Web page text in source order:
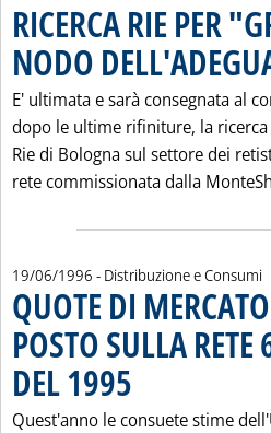
RICERCA RIE PER
NODO
E' ultimata e sarà consegnata al
dopo le ultime rifiniture, la
Rie di Bologna sul settore dei
rete commissionata dalla
19/06/1996 - Distribuzione e Consumi
QUOTE DI
POSTO SULLA
DEL 1995
Quest'anno le consuete stime